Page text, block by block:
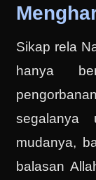
Sikap rela
hanya
segalanya
mudanya,
balasan